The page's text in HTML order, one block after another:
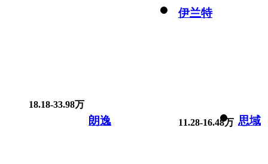
伊兰特
18.18-33.98万
朗逸 11.28-16.48万 思域